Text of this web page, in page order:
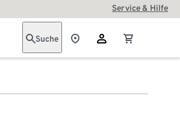
Service & Hilfe
Suche